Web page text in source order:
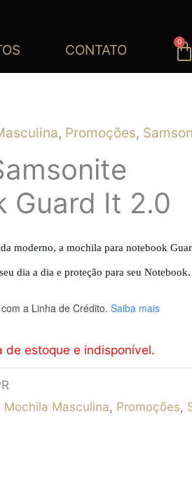
CONTATO
0
, Promoções,
Guard It 2.0
moderno, a mochila para notebook
dia a dia e proteção para seu Notebook.
a Linha de Crédito. Saiba mais
de estoque e indisponível.
Mochila Masculina, Promoções,